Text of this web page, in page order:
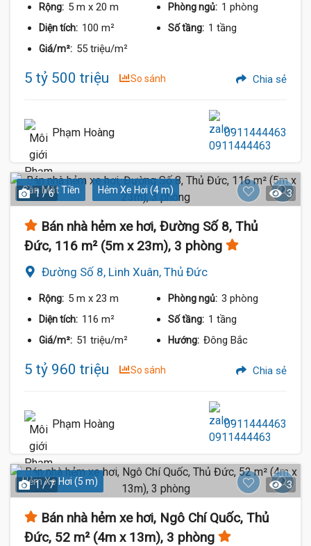
Rộng: 5 m x 20 m Phòng ngủ: 1 phòng
Diện tích: 100 m² Số tầng: 1 tầng
Giá/m²: 55 triệu/m²
5 tỷ 500 triệu So sánh Chia sẻ
Phạm Hoàng 0911444463
Gần Mặt Tiền Hẻm Xe Hơi (4 m)
1 / 6 3
Bán nhà hẻm xe hơi, Đường Số 8, Thủ
Đức, 116 m² (5m x 23m), 3 phòng
Đường Số 8, Linh Xuân, Thủ Đức
Rộng: 5 m x 23 m Phòng ngủ: 3 phòng
Diện tích: 116 m² Số tầng: 1 tầng
Giá/m²: 51 triệu/m² Hướng: Đông Bắc
5 tỷ 960 triệu So sánh Chia sẻ
Phạm Hoàng 0911444463
Hẻm Xe Hơi (5 m)
1 / 7 3
Bán nhà hẻm xe hơi, Ngô Chí Quốc, Thủ
Đức, 52 m² (4m x 13m), 3 phòng